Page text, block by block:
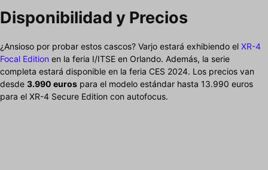
Disponibilidad y Precios
¿Ansioso por probar estos cascos? Varjo estará exhibiendo el XR-4
Focal Edition en la feria I/ITSE en Orlando. Además, la serie
completa estará disponible en la feria CES 2024. Los precios van
desde 3.990 euros para el modelo estándar hasta 13.990 euros
para el XR-4 Secure Edition con autofocus.